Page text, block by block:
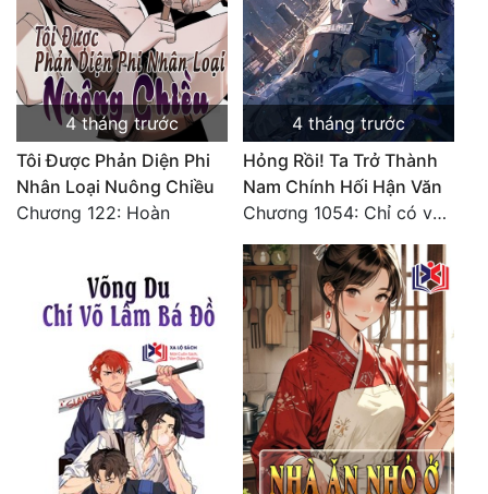
4 tháng trước
Tôi Được Phản Diện Phi
Nhân Loại Nuông Chiều
Chương 122: Hoàn
4 tháng trước
Hỏng Rồi! Ta Trở Thành
Nam Chính Hối Hận Văn
Chương 1054: Chỉ có vô đạo có thể